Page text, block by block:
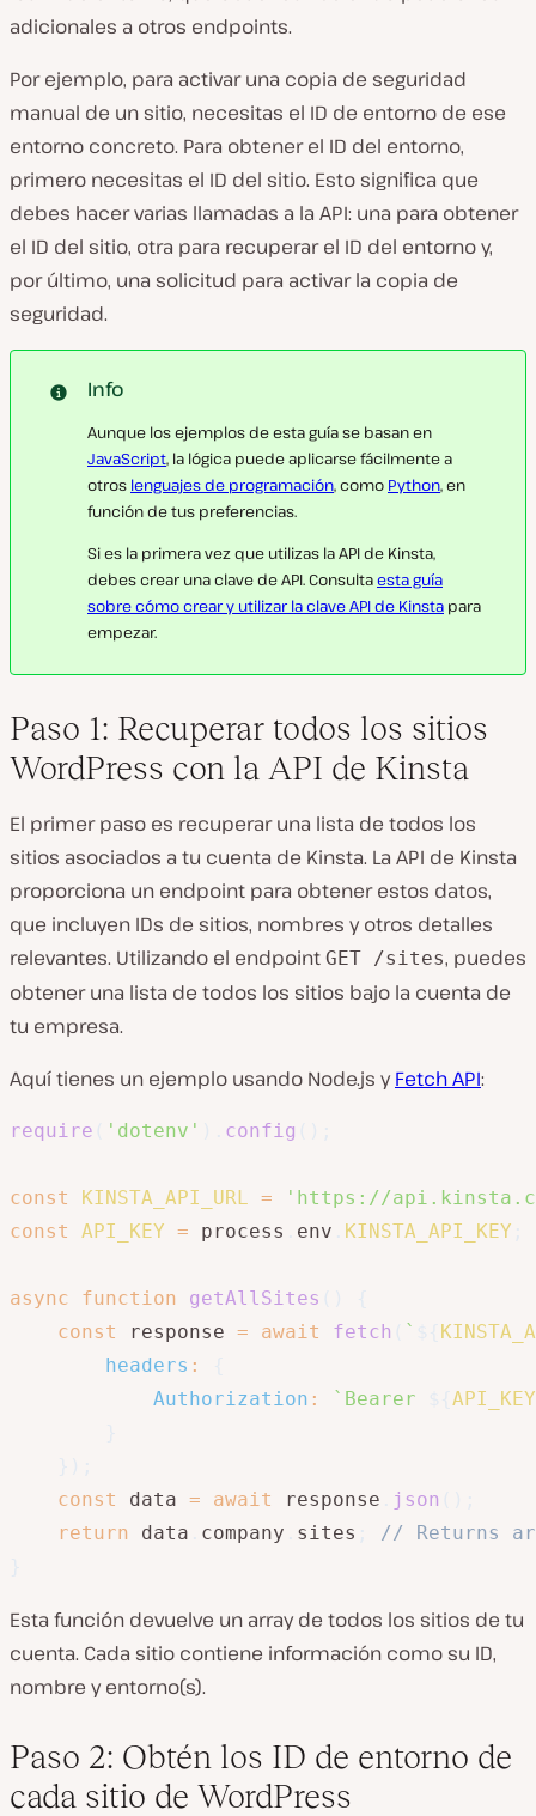
adicionales a otros endpoints.
Por ejemplo, para activar una copia de seguridad
manual de un sitio, necesitas el ID de entorno de ese
entorno concreto. Para obtener el ID del entorno,
primero necesitas el ID del sitio. Esto significa que
debes hacer varias llamadas a la API: una para obtener
el ID del sitio, otra para recuperar el ID del entorno y,
por último, una solicitud para activar la copia de
seguridad.
Info
Aunque los ejemplos de esta guía se basan en
JavaScript, la lógica puede aplicarse fácilmente a
otros lenguajes de programación, como Python, en
función de tus preferencias.
Si es la primera vez que utilizas la API de Kinsta,
debes crear una clave de API. Consultaesta guía
sobre cómo crear y utilizar la clave API de Kinsta para
empezar.
Paso 1: Recuperar todos los sitios
WordPress con la API de Kinsta
El primer paso es recuperar una lista de todos los
sitios asociados a tu cuenta de Kinsta. La API de Kinsta
proporciona un endpoint para obtener estos datos,
que incluyen IDs de sitios, nombres y otros detalles
relevantes. Utilizando el endpoint GET /sites, puedes
obtener una lista de todos los sitios bajo la cuenta de
tu empresa.
Aquí tienes un ejemplo usando Node.js yFetch API:
require 'dotenv' config
const KINSTA_API_URL =
'https://
const
API_KEY = process env KINSTA_API_KEY
async function getAllSites
const
response = await fetch `
headers :
Authorization : ` Bearer
API_KEY
const
data = await response json
return data company sites
// Returns
Esta función devuelve un array de todos los sitios de tu
cuenta. Cada sitio contiene información como su ID,
nombre y entorno(s).
Paso 2: Obtén los ID de entorno de
cada sitio de WordPress